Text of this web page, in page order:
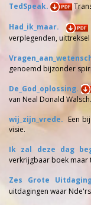
TedSpeak.
Had_ik_maar.
verplegenden,
genoemd bijzonder
De_God_oplossing.
van Neal Donald Walsch.
wij_zijn_vrede. Een
visie.
Ik zal deze dag
verkrijgbaar boek maar
Zes Grote
uitdagingen waar